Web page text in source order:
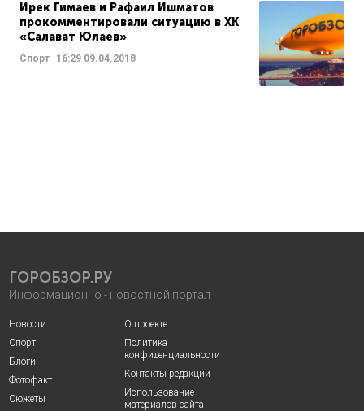
Ирек Гимаев и Рафаил Ишматов
прокомментировали ситуацию в ХК
«Салават Юлаев»
Спорт 16:29 09.04.2018
ГОРОБЗОР.РУ
Информационно - новостной портал
Новости
Спорт
Блоги
Фотофакт
Сюжеты
О проекте
Политика
конфиденциальности
Контакты редакции
Использование
материалов сайта